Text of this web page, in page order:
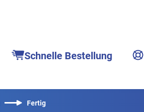
Schnelle Bestellung
Fertig